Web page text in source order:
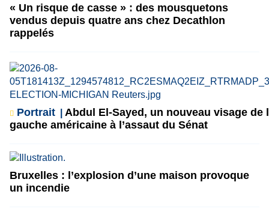
« Un risque de casse » : des mousquetons
vendus depuis quatre ans chez Decathlon
rappelés
Portrait
Abdul El-Sayed, un nouveau visage de
gauche américaine à l’assaut du Sénat
Bruxelles : l’explosion d’une maison provoque
un incendie